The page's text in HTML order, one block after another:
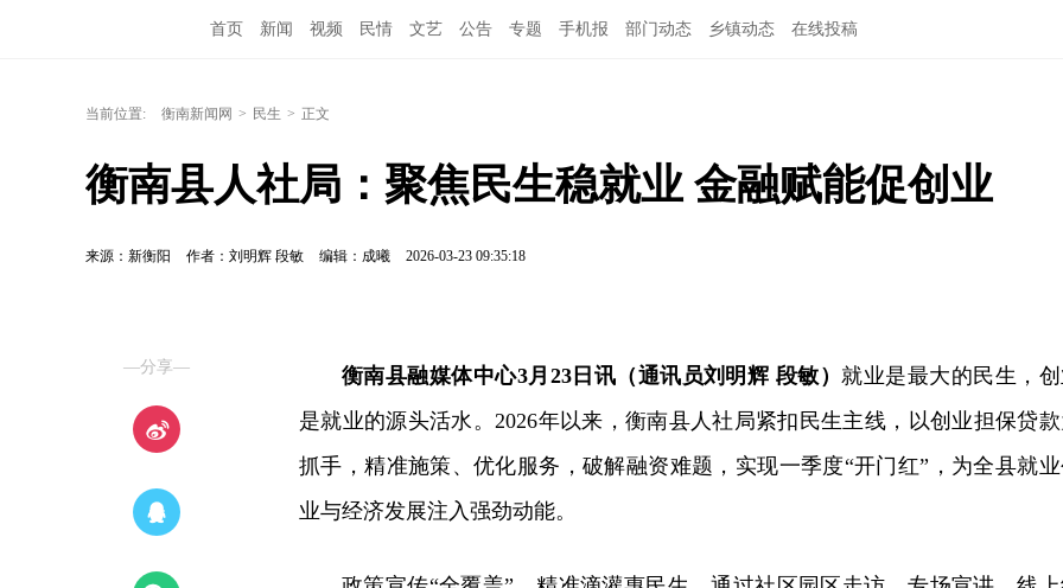
首页 新闻 视频 民情 文艺 公告 专题 手机报 部门动态 乡镇动态 在线投稿
当前位置: 衡南新闻网 > 民生 > 正文
衡南县人社局：聚焦民生稳就业 金融赋能促创业
来源：新衡阳 作者：刘明辉 段敏 编辑：成曦 2026-03-23 09:35:18
—分享— 衡南县融媒体中心3月23日讯（通讯员刘明辉 段敏）就业是最大的民生，
是就业的源头活水。2026年以来，衡南县人社局紧扣民生主线，以创业担保贷
抓手，精准施策、优化服务，破解融资难题，实现一季度“开门红”，为全县就
业与经济发展注入强劲动能。